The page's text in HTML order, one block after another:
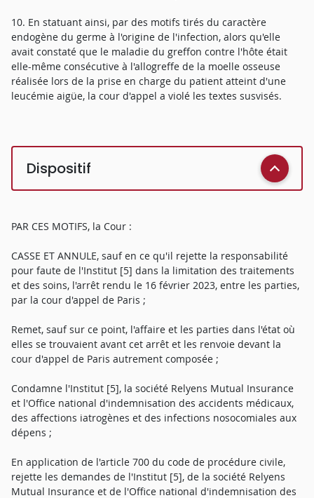
10. En statuant ainsi, par des motifs tirés du caractère
endogène du germe à l'origine de l'infection, alors qu'elle
avait constaté que le maladie du greffon contre l'hôte était
elle-même consécutive à l'allogreffe de la moelle osseuse
réalisée lors de la prise en charge du patient atteint d'une
leucémie aigüe, la cour d'appel a violé les textes susvisés.
Dispositif
PAR CES MOTIFS, la Cour :
CASSE ET ANNULE, sauf en ce qu'il rejette la responsabilité
pour faute de l'Institut [5] dans la limitation des traitements
et des soins, l'arrêt rendu le 16 février 2023, entre les parties,
par la cour d'appel de Paris ;
Remet, sauf sur ce point, l'affaire et les parties dans l'état où
elles se trouvaient avant cet arrêt et les renvoie devant la
cour d'appel de Paris autrement composée ;
Condamne l'Institut [5], la société Relyens Mutual Insurance
et l'Office national d'indemnisation des accidents médicaux,
des affections iatrogènes et des infections nosocomiales aux
dépens ;
En application de l'article 700 du code de procédure civile,
rejette les demandes de l'Institut [5], de la société Relyens
Mutual Insurance et de l'Office national d'indemnisation des